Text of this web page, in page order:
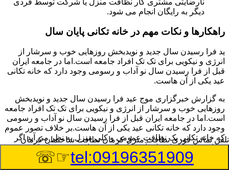
نارضایتی مشتری کار نظافت منزل یا شرکت توسط فردی
دیگر به رایگان انجام می شود.
راهکارها و نکات مهم در خانه تکانی پایان سال
ید فرا رسیدن سال جدید و نویدبخش روزهایی خوب و سرشار از
انرژی و نیکویی برای تک تک افراد جامعه است.اما در جامعه ایران
قبل از فرا رسیدن سال نو آداب و رسومی وجود دارد که خانه تکانی
عید یکی از آن هاست.
به گزارش خبرگزاری موج عید فرا رسیدن سال جدید و نویدبخش
روزهایی خوب و سرشار از انرژی و نیکویی برای تک تک افراد جامعه
است.اما در جامعه ایران قبل از فرا رسیدن سال نو آداب و رسومی
وجود دارد که خانه تکانی عید یکی از آن هاست.بر خلاف تصور عموم
که خانه تکانی یک نظافت عمومی و کلی منزل به نظر می آید اگر
بخواهیم به طور اصولی آن را انجام دهیم باید به برخی از نکات توجه
بیشتر داشته باشیم.
تلفن تماس فورینظافت منزل کرمان نظافت ساختمان کرمان
tel:09196351909
☞☏